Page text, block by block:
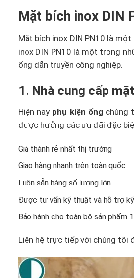
Mặt bích inox DIN
Mặt bích inox DIN PN10 là
inox DIN PN10 là một trong
ống dẫn truyền công nghiệp.
1. Nhà cung cấp
Hiện nay phụ kiện ốngchúng
được hưởng các ưu đãi đặc
Giá thành rẻ nhất thị trường
Giao hàng nhanh trên toàn quốc
Luôn sẵn hàng số lượng lớn
Được tư vấn kỹ thuật và hỗ trợ
Bảo hành cho toàn bộ sản phẩm
Liên hệ trực tiếp với chúng tôi